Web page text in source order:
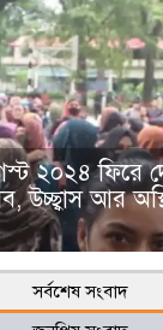
২০২৪ ফিরে
উচ্ছ্বাস আর
সর্বশেষ সংবাদ